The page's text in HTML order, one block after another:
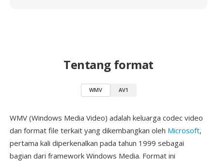
Tentang format
WMV AV1
WMV (Windows Media Video) adalah keluarga codec video
dan format file terkait yang dikembangkan oleh Microsoft,
pertama kali diperkenalkan pada tahun 1999 sebagai
bagian dari framework Windows Media. Format ini